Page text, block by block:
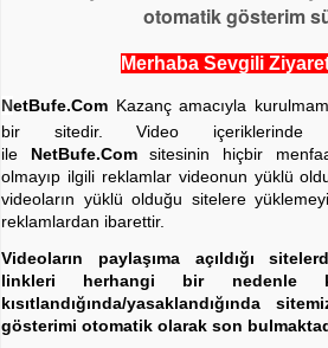
otomatik gösterim
Merhaba Sevgili
NetBufe.Com Kazanç amacıyla
bir sitedir. Video
ile NetBufe.Comsitesinin hiçbir
olmayıp ilgili reklamlar videonun yüklü
videoların yüklü olduğu sitelere
reklamlardan ibarettir.
Videoların paylaşıma açıldığı
linkleri herhangi bir nedenle
kısıtlandığında/yasaklandığında
gösterimi otomatik olarak son